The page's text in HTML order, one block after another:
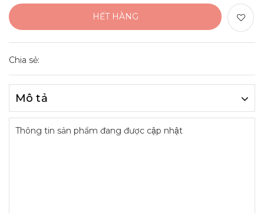
HẾT HÀNG
Chia sẻ:
Mô tả
Thông tin sản phẩm đang được cập nhật